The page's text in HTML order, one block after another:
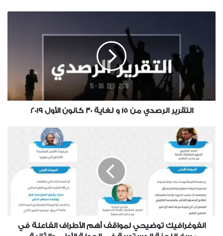
التقرير الرصدي من 15 و لغاية 30 كانون الأول 2019
انفوغرافيك توضيحي لمواقف أهم الأطراف الفاعلة في